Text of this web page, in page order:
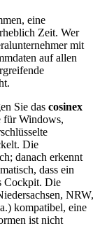
eine
Zeit. Wer
mit
auf allen
Sie das cosinex
für Windows,
Die
danach erkennt
dass ein
Cockpit. Die
NRW,
kompatibel, eine
ist nicht